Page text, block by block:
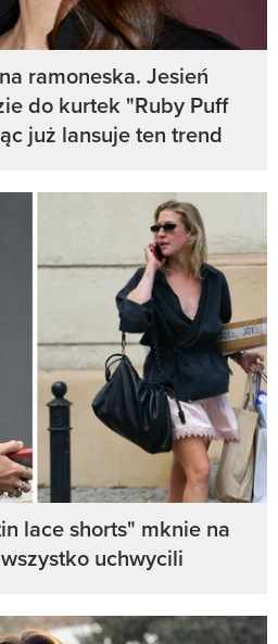
ramoneska. Jesień
do kurtek "Ruby Puff
już lansuje ten trend
lace shorts" mknie na
uchwycili